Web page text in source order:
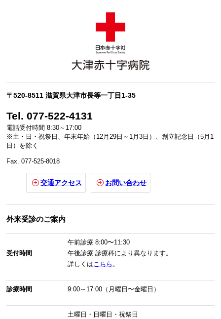
〒520-8511 滋賀県大津市長等一丁目1-35
Tel. 077-522-4131
電話受付時間 8:30～17:00
※土・日・祝祭日、年末年始（12月29日～1月3日）、創立記念日（5月1
日）を除く
Fax. 077-525-8018
交通アクセス お問い合わせ
外来受診のご案内
受付時間
午前診療8:00〜11:30
午後診療診療科により異なります。
詳しくはこちら 。
診療時間 9:00～17:00（月曜日〜金曜日）
土曜日・日曜日・祝祭日